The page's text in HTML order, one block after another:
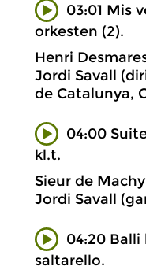
03:01 Mis
orkesten (2).
Henri
Jordi Savall
de Catalunya,
04:00
kl.t.
Sieur de
Jordi Savall
04:20 Balli
saltarello.